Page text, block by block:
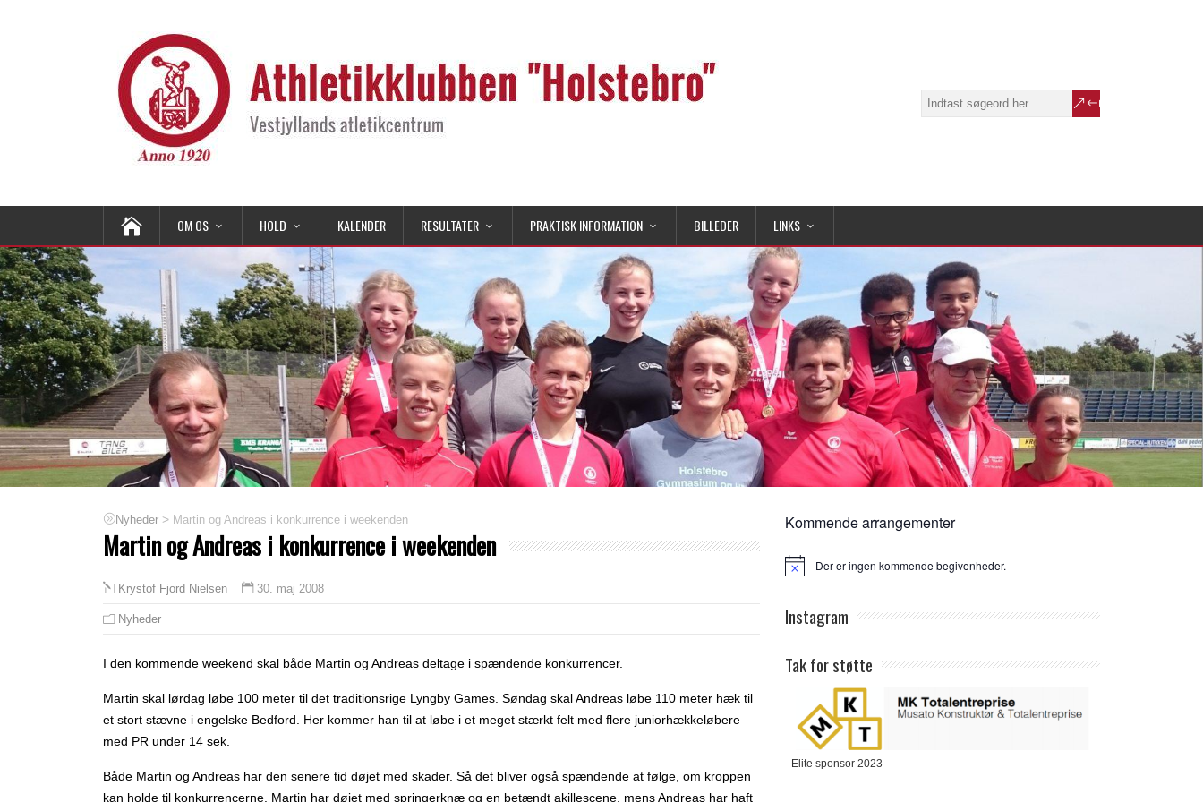
OM OS HOLD KALENDER RESULTATER PRAKTISK INFORMATION BILLEDER LINKS
Nyheder > Martin og Andreas i konkurrence i weekenden
Martin og Andreas i konkurrence i weekenden
Krystof Fjord Nielsen 30. maj 2008
Nyheder
I den kommende weekend skal både Martin og Andreas deltage i spændende konkurrencer.
Martin skal lørdag løbe 100 meter til det traditionsrige Lyngby Games. Søndag skal Andreas løbe 110 meter hæk til
et stort stævne i engelske Bedford. Her kommer han til at løbe i et meget stærkt felt med flere juniorhækkeløbere
med PR under 14 sek.
Både Martin og Andreas har den senere tid døjet med skader. Så det bliver også spændende at følge, om kroppen
kan holde til konkurrencerne. Martin har døjet med springerknæ og en betændt akillescene, mens Andreas har haft
Kommende arrangementer
Notice Der er ingen kommende begivenheder.
Instagram
Tak for støtte
Elite sponsor 2023